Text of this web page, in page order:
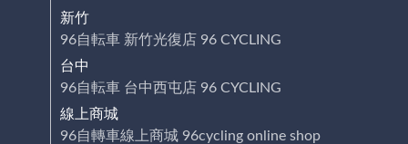
新竹
96自転車 新竹光復店 96 CYCLING
台中
96自転車 台中西屯店 96 CYCLING
線上商城
96自轉車線上商城 96cycling online shop